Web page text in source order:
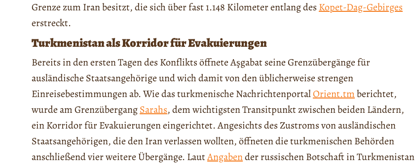
Grenze zum Iran besitzt, die sich über fast 1.148 Kilometer entlang desKopet-Dag-Gebirges
erstreckt.
Turkmenistan als Korridor für Evakuierungen
Bereits in den ersten Tagen des Konflikts öffnete Aşgabat seine Grenzübergänge für
ausländische Staatsangehörige und wich damit von den üblicherweise strengen
Einreisebestimmungen ab. Wie das turkmenische NachrichtenportalOrient.tmberichtet,
wurde am GrenzübergangSarahs, dem wichtigsten Transitpunkt zwischen beiden Ländern,
ein Korridor für Evakuierungen eingerichtet. Angesichts des Zustroms von ausländischen
Staatsangehörigen, die den Iran verlassen wollten, öffneten die turkmenischen Behörden
anschließend vier weitere Übergänge. LautAngabender russischen Botschaft in Turkmenistan